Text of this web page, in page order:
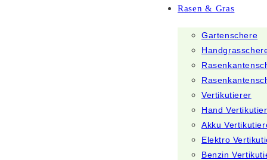
Rasen & Gras
Gartenschere
Vertikutierer
Hand
Akku
Elektro
Benzin